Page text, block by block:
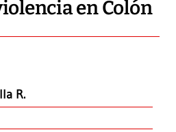
en Colón
R.